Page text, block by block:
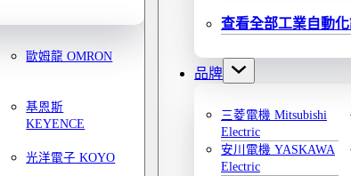
歐姆龍 OMRON
基恩斯
KEYENCE
光洋電子 KOYO
查看全部工業自動
品牌
三菱電機 Mitsubishi
Electric
安川電機 YASKAWA
Electric